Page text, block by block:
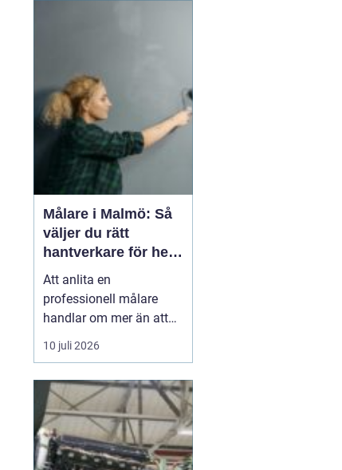
Målare i Malmö: Så
väljer du rätt
hantverkare för hem
och fasad
Att anlita en
professionell målare
handlar om mer än att
bara få nya färger på
väggarna. En skicklig
planering och
materialkunskap så att
både hem och fasad
håller...
10 juli 2026